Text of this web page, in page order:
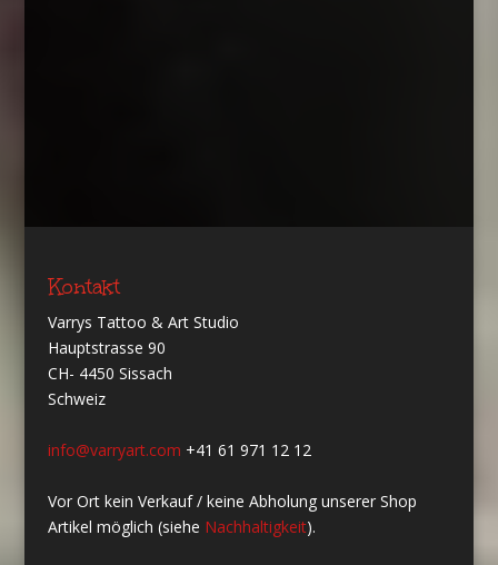
Kontakt
Varrys Tattoo & Art Studio
Hauptstrasse 90
CH- 4450 Sissach
Schweiz
info@varryart.com +41 61 971 12 12
Vor Ort kein Verkauf / keine Abholung unserer Shop
Artikel möglich (siehe Nachhaltigkeit).